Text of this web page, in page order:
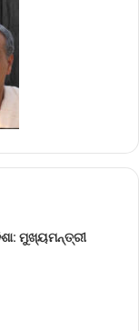
ମୁଖ୍ୟମନ୍ତ୍ରୀ